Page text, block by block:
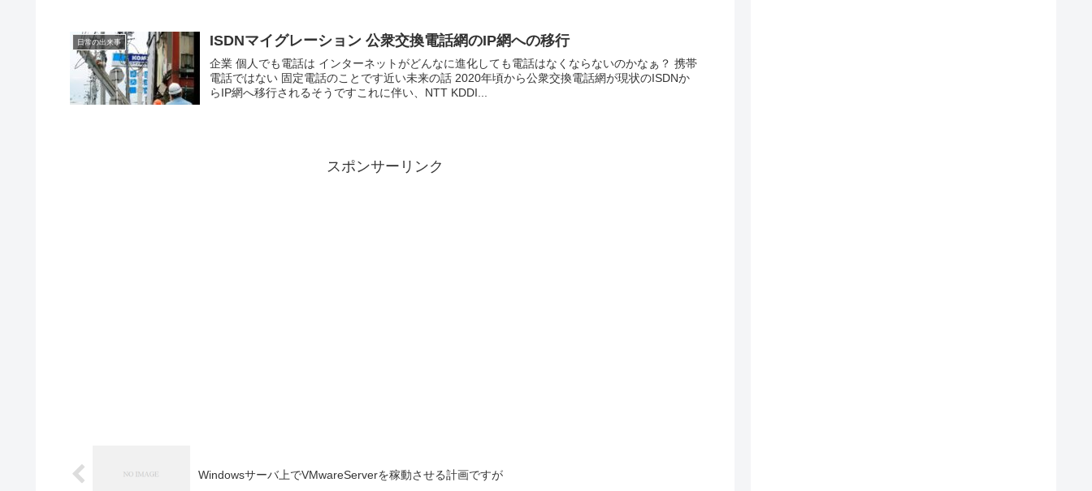
日常の出来事 ISDNマイグレーション 公衆交換電話網のIP網への移行
企業 個人でも電話は インターネットがどんなに進化しても電話はなくならないのかなぁ？ 携帯
電話ではない 固定電話のことです近い未来の話 2020年頃から公衆交換電話網が現状のISDNか
らIP網へ移行されるそうですこれに伴い、NTT KDDI...
スポンサーリンク
Windowsサーバ上でVMwareServerを稼動させる計画ですが